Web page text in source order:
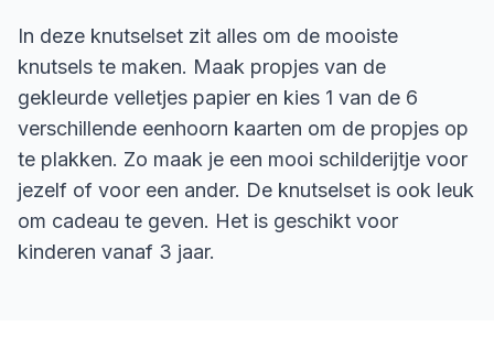
In deze knutselset zit alles om de mooiste
knutsels te maken. Maak propjes van de
gekleurde velletjes papier en kies 1 van de 6
verschillende eenhoorn kaarten om de propjes op
te plakken. Zo maak je een mooi schilderijtje voor
jezelf of voor een ander. De knutselset is ook leuk
om cadeau te geven. Het is geschikt voor
kinderen vanaf 3 jaar.